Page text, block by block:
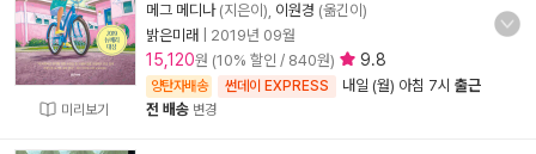
미리보기
메그 메디나(지은이), 이원경 (옮긴이)
밝은미래
2019년 09월
15,120원 (10% 할인 / 840원) 9.8
양탄자배송 썬데이 EXPRESS 내일 (월) 아침 7시 출근
전 배송 변경